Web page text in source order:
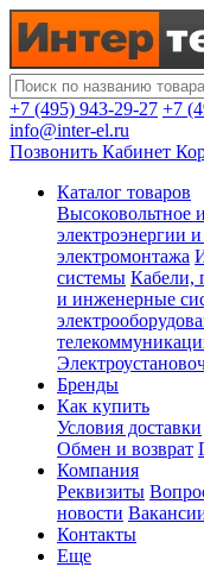
+7 (495) 943-29-27 +7
info@inter-el.ru
Позвонить Кабинет
Каталог товаров
Высоковольтное
электроэнергии
электромонтажа
системы Кабели,
и инженерные
Бренды
Как купить
Условия доставки
Обмен и возврат
Компания
Реквизиты
новости
Контакты
Еще